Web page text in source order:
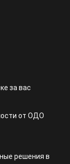
за вас
от ОДО
решения в